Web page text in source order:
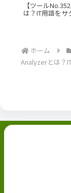
【ツール
は？IT用語をサ
ホーム
Analyzerとは？